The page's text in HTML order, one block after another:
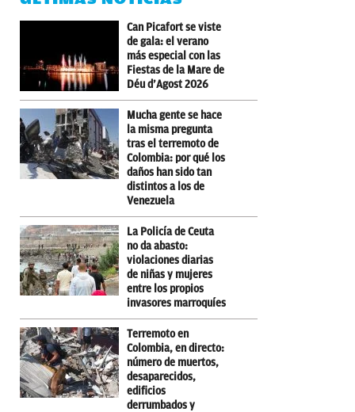
Can Picafort se viste
de gala: el verano
más especial con las
Fiestas de la Mare de
Déu d’Agost 2026
Mucha gente se hace
la misma pregunta
tras el terremoto de
Colombia: por qué los
daños han sido tan
distintos a los de
Venezuela
La Policía de Ceuta
no da abasto:
violaciones diarias
de niñas y mujeres
entre los propios
invasores marroquíes
Terremoto en
Colombia, en directo:
número de muertos,
desaparecidos,
edificios
derrumbados y